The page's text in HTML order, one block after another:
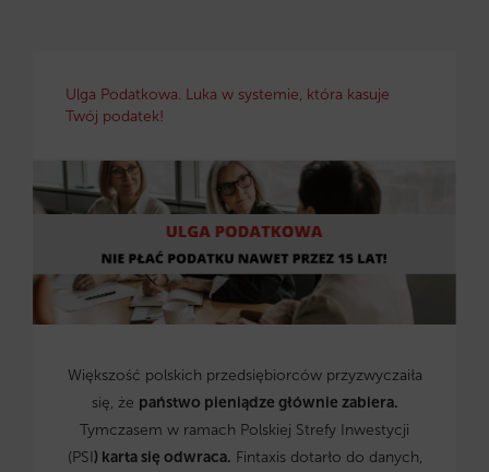
Ulga Podatkowa. Luka w systemie, która kasuje
Twój podatek!
Większość polskich przedsiębiorców przyzwyczaiła
się, że państwo pieniądze głównie zabiera.
Tymczasem w ramach Polskiej Strefy Inwestycji
(PSI) karta się odwraca. Fintaxis dotarło do danych,